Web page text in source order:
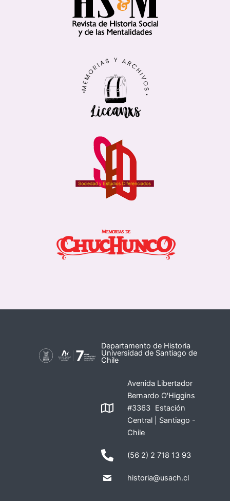
Departamento de Historia
Universidad de Santiago de
Chile
Avenida Libertador
Bernardo O'Higgins
#3363 Estación
Central | Santiago -
Chile
(56 2) 2 718 13 93
historia@usach.cl